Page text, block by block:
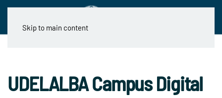
Skip to main content
UDELALBA Campus Digital